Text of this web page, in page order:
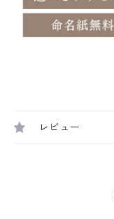
レビュー